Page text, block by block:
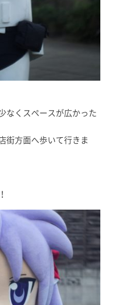
なくスペースが広かった
街方面へ歩いて行きま